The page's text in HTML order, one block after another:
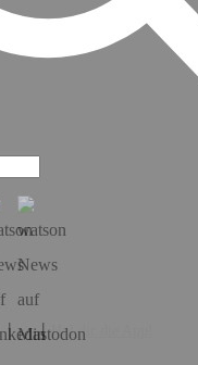
Hol dir die App!